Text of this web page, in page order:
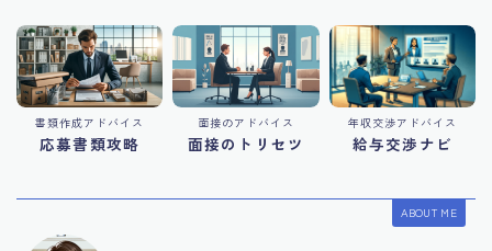
書類作成アドバイス
応募書類攻略
面接のアドバイス
面接のトリセツ
年収交渉アドバイス
給与交渉ナビ
ABOUT ME